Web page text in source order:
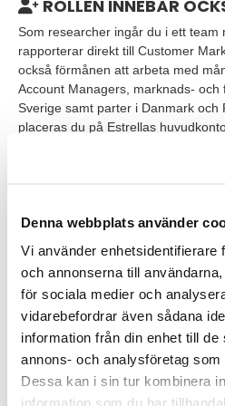
Denna webbplats använder
Vi använder enhetsidentifierare
och annonserna till
för sociala medier och
vidarebefordrar även sådana
information från din enhet till
annons- och analysföretag
Dessa kan i sin tur kombinera
information som du har
ROLLEN INNEBÄR
Som researcher ingår du i ett team
rapporterar direkt till Customer
också förmånen att arbeta med
Account Managers, marknads- och
Sverige samt parter i Danmark och
placeras du på Estrellas
Tjänsten är ett konsultuppdrag på
vilket innebär att uppdraget
intervjuer löpande.
VEM ÄR DU?
Den researcher vi söker bör ha
research och ett par års